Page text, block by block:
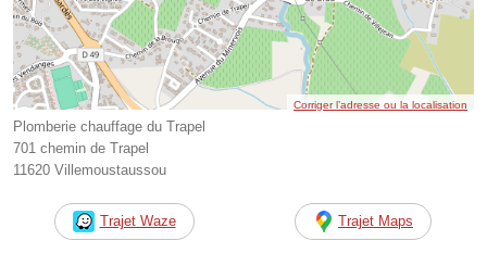
Corriger l’adresse ou la localisation
Plomberie chauffage du Trapel
701 chemin de Trapel
11620 Villemoustaussou
Trajet Waze Trajet Maps